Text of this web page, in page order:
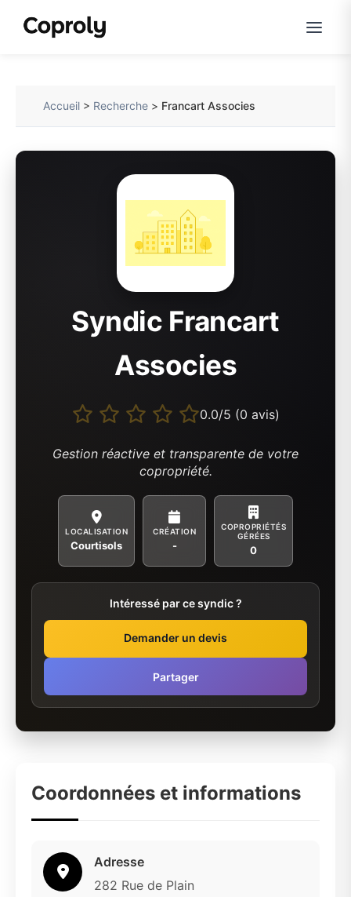
Accueil > Recherche > Francart Associes
Syndic Francart
Associes
0.0/5 (0 avis)
Gestion réactive et transparente de votre
copropriété.
LOCALISATION
Courtisols
CRÉATION
-
COPROPRIÉTÉS
GÉRÉES
0
Intéressé par ce syndic ?
Demander un devis
Partager
Coordonnées et informations
Adresse
282 Rue de Plain